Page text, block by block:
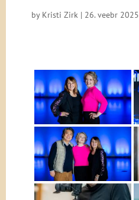
by Kristi Zirk| 26. veebr 2025